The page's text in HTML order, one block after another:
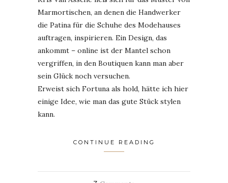
Marmortischen, an denen die Handwerker
die Patina für die Schuhe des Modehauses
auftragen, inspirieren. Ein Design, das
ankommt – online ist der Mantel schon
vergriffen, in den Boutiquen kann man aber
sein Glück noch versuchen.
Erweist sich Fortuna als hold, hätte ich hier
einige Idee, wie man das gute Stück stylen
kann.
CONTINUE READING